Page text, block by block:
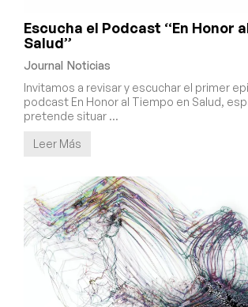
Escucha el Podcast “En Honor
Salud”
Journal Noticias
Invitamos a revisar y escuchar el primer
podcast En Honor al Tiempo en Salud,
pretende situar …
Leer Más